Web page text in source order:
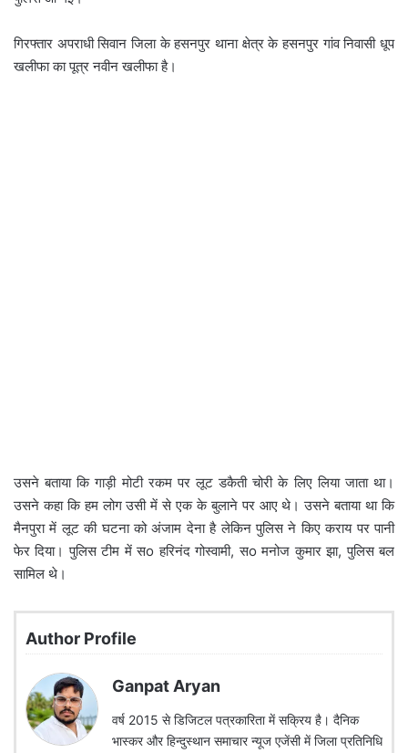
गिरफ्तार अपराधी सिवान जिला के हसनपुर थाना क्षेत्र के हसनपुर गांव निवासी धूप
खलीफा का पूत्र नवीन खलीफा है।
उसने बताया कि गाड़ी मोटी रकम पर लूट डकैती चोरी के लिए लिया जाता था।
उसने कहा कि हम लोग उसी में से एक के बुलाने पर आए थे। उसने बताया था कि
मैनपुरा में लूट की घटना को अंजाम देना है लेकिन पुलिस ने किए कराय पर पानी
फेर दिया। पुलिस टीम में सo हरिनंद गोस्वामी, सo मनोज कुमार झा, पुलिस बल
सामिल थे।
Author Profile
Ganpat Aryan
वर्ष 2015 से डिजिटल पत्रकारिता में सक्रिय है। दैनिक
भास्कर और हिन्दुस्थान समाचार न्यूज एजेंसी में जिला प्रतिनिधि